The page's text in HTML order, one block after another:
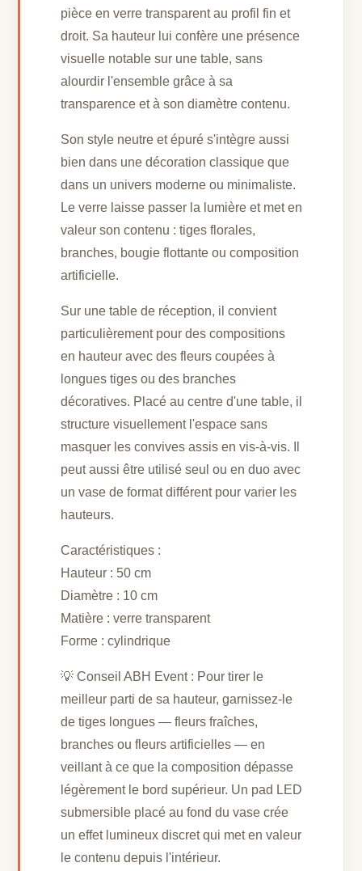
pièce en verre transparent au profil fin et
droit. Sa hauteur lui confère une présence
visuelle notable sur une table, sans
alourdir l'ensemble grâce à sa
transparence et à son diamètre contenu.
Son style neutre et épuré s'intègre aussi
bien dans une décoration classique que
dans un univers moderne ou minimaliste.
Le verre laisse passer la lumière et met en
valeur son contenu : tiges florales,
branches, bougie flottante ou composition
artificielle.
Sur une table de réception, il convient
particulièrement pour des compositions
en hauteur avec des fleurs coupées à
longues tiges ou des branches
décoratives. Placé au centre d'une table, il
structure visuellement l'espace sans
masquer les convives assis en vis-à-vis. Il
peut aussi être utilisé seul ou en duo avec
un vase de format différent pour varier les
hauteurs.
Caractéristiques :
Hauteur : 50 cm
Diamètre : 10 cm
Matière : verre transparent
Forme : cylindrique
💡 Conseil ABH Event : Pour tirer le
meilleur parti de sa hauteur, garnissez-le
de tiges longues — fleurs fraîches,
branches ou fleurs artificielles — en
veillant à ce que la composition dépasse
légèrement le bord supérieur. Un pad LED
submersible placé au fond du vase crée
un effet lumineux discret qui met en valeur
le contenu depuis l'intérieur.